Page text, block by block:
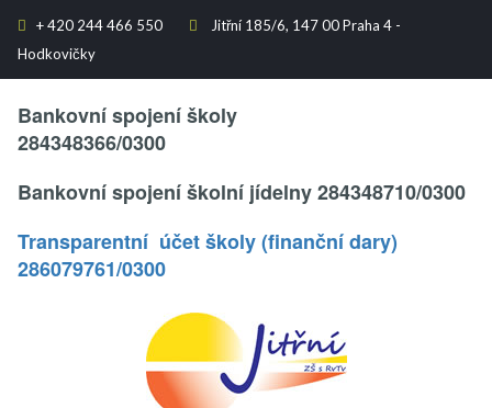
 +420 244 466 550 
Jitřní 185/6, 147 00 Praha 4 -
Hodkovičky
Bankovní spojení školy
284348366/0300
Bankovní spojení školní jídelny 284348710/0300
Transparentní účet školy (finanční dary)
286079761/0300